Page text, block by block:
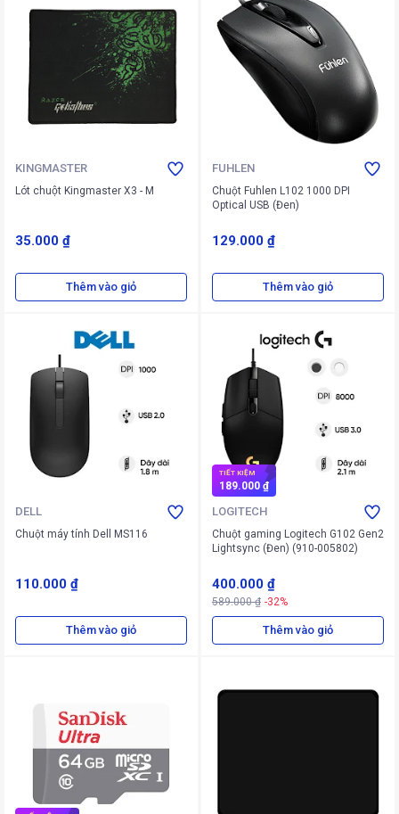
KINGMASTER
Lót chuột Kingmaster X3 - M
35.000 ₫
Thêm vào giỏ
FUHLEN
Chuột Fuhlen L102 1000 DPI
Optical USB (Đen)
129.000 ₫
Thêm vào giỏ
DELL
Chuột máy tính Dell MS116
110.000 ₫
Thêm vào giỏ
TIẾT KIỆM
189.000 ₫
LOGITECH
Chuột gaming Logitech G102 Gen2
Lightsync (Đen) (910-005802)
400.000 ₫
589.000 ₫ -32%
Thêm vào giỏ